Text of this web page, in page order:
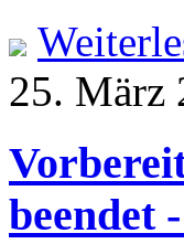
25. März
beendet